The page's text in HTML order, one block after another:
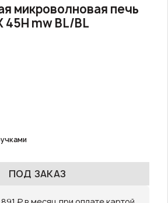
микроволновая печь
45H mw BL/BL
ПОД ЗАКАЗ